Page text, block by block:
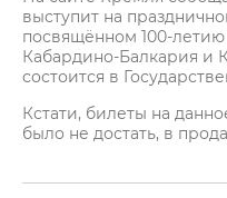
выступит на
посвящённом 100-
Кабардино-Балкария и
состоится в
Кстати, билеты на
было не достать, в